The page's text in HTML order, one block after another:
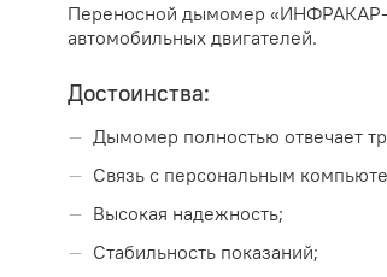
Переносной дымомер «ИНФРАКАР-
автомобильных двигателей.
Достоинства:
Дымомер полностью отвечает
Связь с персональным
Высокая надежность;
Стабильность показаний;